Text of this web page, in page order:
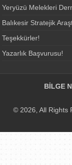
Yeryüzü Melekleri
Balıkesir Stratejik
Teşekkürler!
Yazarlık Başvurusu!
BİLGE
© 2026, All Rights